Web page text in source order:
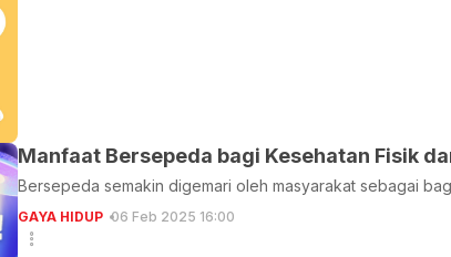
Manfaat Bersepeda bagi Kesehatan Fisik
Bersepeda semakin digemari oleh masyarakat sebagai
GAYA HIDUP 06 Feb 2025 16:00